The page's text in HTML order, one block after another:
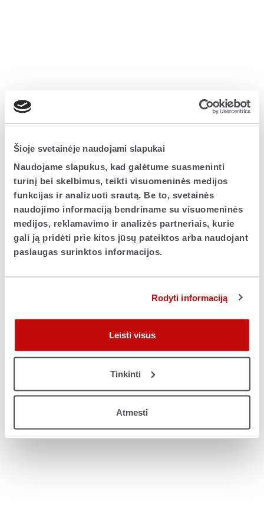
Šioje svetainėje naudojami slapukai
Naudojame slapukus, kad galėtume suasmeninti
turinį bei skelbimus, teikti visuomeninės medijos
funkcijas ir analizuoti srautą. Be to, svetainės
naudojimo informaciją bendriname su visuomeninės
medijos, reklamavimo ir analizės partneriais, kurie
gali ją pridėti prie kitos jūsų pateiktos arba naudojant
paslaugas surinktos informacijos.
Rodyti informaciją
Leisti visus
Tinkinti
Atmesti
Application error: a client-side exception has occurred (see the browser